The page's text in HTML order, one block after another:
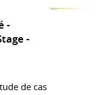
de cas